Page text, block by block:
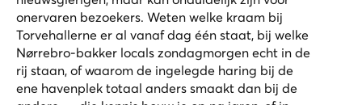
onervaren bezoekers. Weten welke kraam bij
Torvehallerne er al vanaf dag één staat, bij welke
Nørrebro-bakker locals zondagmorgen echt in de
rij staan, of waarom de ingelegde haring bij de
ene havenplek totaal anders smaakt dan bij de